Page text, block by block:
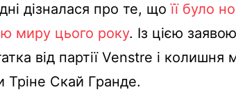
дізналася про те, щоїї було
миру цього року. Із цією
від партії Venstre і колишня
Тріне Скай Гранде.